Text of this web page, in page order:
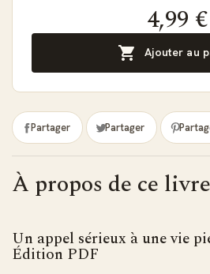
4,99 €
 Ajouter au
Partager Partager
À propos de ce livre
Un appel sérieux à une vie
Édition PDF